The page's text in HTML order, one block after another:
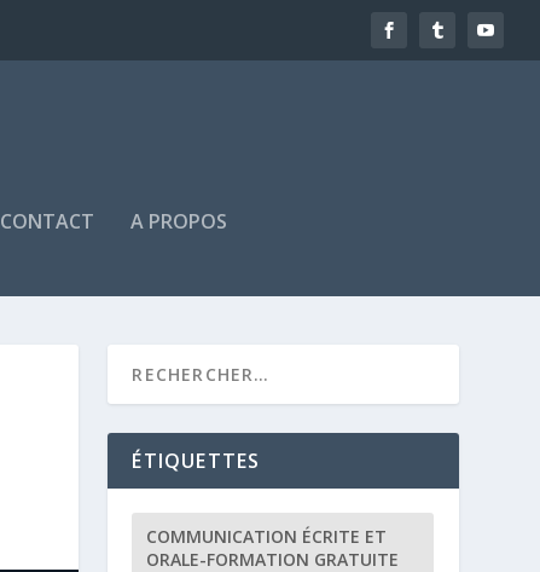
CONTACT A PROPOS
ÉTIQUETTES
COMMUNICATION ÉCRITE ET
ORALE-FORMATION GRATUITE